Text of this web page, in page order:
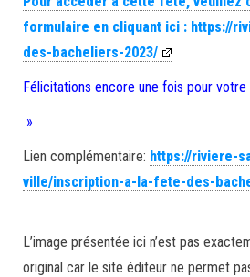
formulaire en cliquant ici : https://
des-bacheliers-2023/
Félicitations encore une fois pour
»
Lien complémentaire: https://riviere-
ville/inscription-a-la-fete-des-
L’image présentée ici n’est pas
original car le site éditeur ne permet